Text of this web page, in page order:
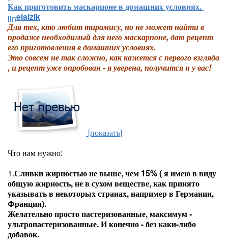
Как приготовить маскарпоне в домашних условиях.
elaizik
Для тех, кто любит тирамису, но не может найти в
продаже необходимый для него маскарпоне, даю рецепт
его приготовления в домашних условиях.
Это совсем не так сложно, как кажется с первого взгляда
, и рецепт уже опробован - я уверена, получится и у вас!
[показать]
Что нам нужно:
1.Сливки жирностью не выше, чем 15% ( я имею в виду
общую жирность, не в сухом веществе, как принято
указывать в некоторых странах, например в Германии,
Франции).
Желательно просто пастеризованные, максимум -
ультропастеризованные. И конечно - без каки-либо
добавок.